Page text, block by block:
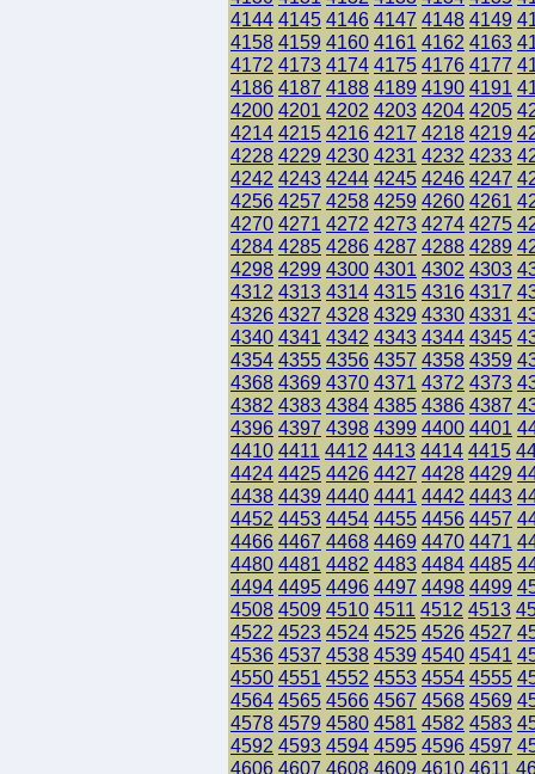
4144 4145 4146 4147 4148 4149
4158 4159 4160 4161 4162 4163
4172 4173 4174 4175 4176 4177
4186 4187 4188 4189 4190 4191
4200 4201 4202 4203 4204 4205
4214 4215 4216 4217 4218 4219
4228 4229 4230 4231 4232 4233
4242 4243 4244 4245 4246 4247
4256 4257 4258 4259 4260 4261
4270 4271 4272 4273 4274 4275
4284 4285 4286 4287 4288 4289
4298 4299 4300 4301 4302 4303
4312 4313 4314 4315 4316 4317
4326 4327 4328 4329 4330 4331
4340 4341 4342 4343 4344 4345
4354 4355 4356 4357 4358 4359
4368 4369 4370 4371 4372 4373
4382 4383 4384 4385 4386 4387
4396 4397 4398 4399 4400 4401
4410 4411 4412 4413 4414 4415
4424 4425 4426 4427 4428 4429
4438 4439 4440 4441 4442 4443
4452 4453 4454 4455 4456 4457
4466 4467 4468 4469 4470 4471
4480 4481 4482 4483 4484 4485
4494 4495 4496 4497 4498 4499
4508 4509 4510 4511 4512 4513
4522 4523 4524 4525 4526 4527
4536 4537 4538 4539 4540 4541
4550 4551 4552 4553 4554 4555
4564 4565 4566 4567 4568 4569
4578 4579 4580 4581 4582 4583
4592 4593 4594 4595 4596 4597
4606 4607 4608 4609 4610 4611